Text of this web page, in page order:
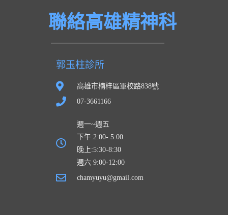
聯絡高雄精神科
郭玉柱診所
高雄市楠梓區軍校路838號
07-3661166
週一~週五
下午:2:00- 5:00
晚上:5:30-8:30
週六 9:00-12:00
chamyuyu@gmail.com